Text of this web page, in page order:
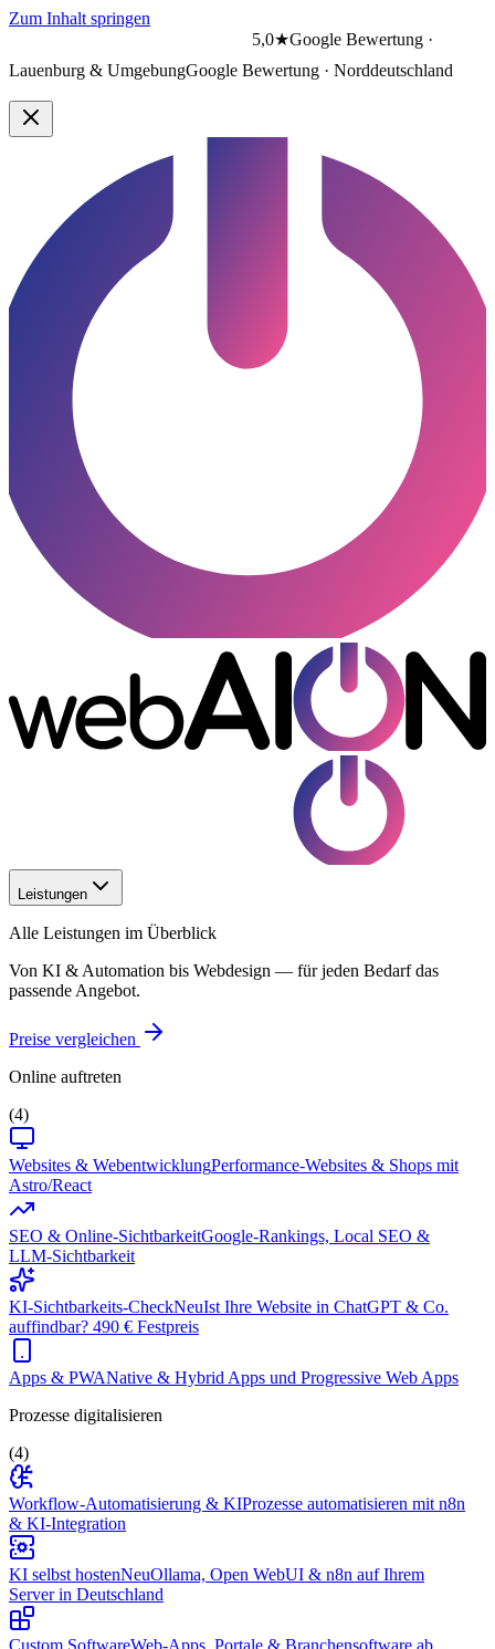
Zum Inhalt springen
5,0★Google Bewertung ·
Lauenburg & UmgebungGoogle Bewertung · Norddeutschland
Leistungen
Alle Leistungen im Überblick
Von KI & Automation bis Webdesign — für jeden Bedarf das
passende Angebot.
Preise vergleichen
Online auftreten
(4)
Websites & WebentwicklungPerformance-Websites & Shops mit
Astro/React
SEO & Online-SichtbarkeitGoogle-Rankings, Local SEO &
LLM-Sichtbarkeit
KI-Sichtbarkeits-CheckNeuIst Ihre Website in ChatGPT & Co.
auffindbar? 490 € Festpreis
Apps & PWANative & Hybrid Apps und Progressive Web Apps
Prozesse digitalisieren
(4)
Workflow-Automatisierung & KIProzesse automatisieren mit n8n
& KI-Integration
KI selbst hostenNeuOllama, Open WebUI & n8n auf Ihrem
Server in Deutschland
Custom SoftwareWeb-Apps, Portale & Branchensoftware ab